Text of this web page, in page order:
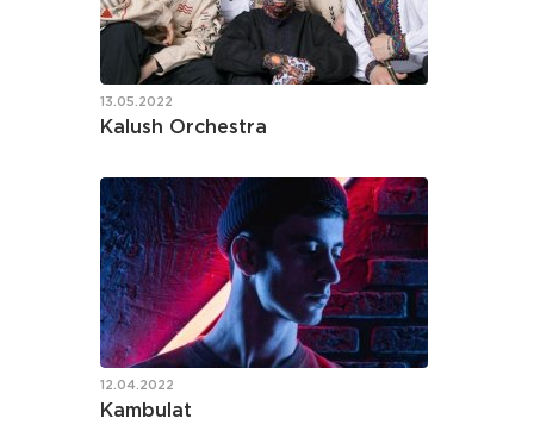
13.05.2022
Kalush Orchestra
12.04.2022
Kambulat